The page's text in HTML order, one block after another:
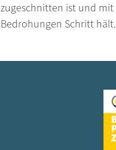
zugeschnitten ist und
Bedrohungen Schritt hält.